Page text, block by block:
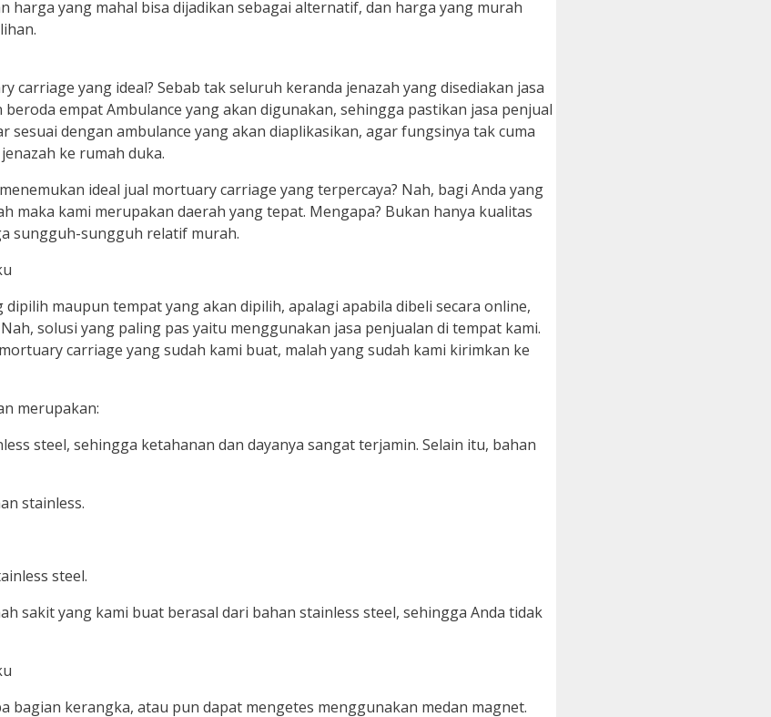
harga yang mahal bisa dijadikan sebagai alternatif, dan harga yang murah
carriage yang ideal? Sebab tak seluruh keranda jenazah yang disediakan jasa
empat Ambulance yang akan digunakan, sehingga pastikan jasa penjual
dengan ambulance yang akan diaplikasikan, agar fungsinya tak cuma
ke rumah duka.
ideal jual mortuary carriage yang terpercaya? Nah, bagi Anda yang
kami merupakan daerah yang tepat. Mengapa? Bukan hanya kualitas
sungguh-sungguh relatif murah.
maupun tempat yang akan dipilih, apalagi apabila dibeli secara online,
solusi yang paling pas yaitu menggunakan jasa penjualan di tempat kami.
carriage yang sudah kami buat, malah yang sudah kami kirimkan ke
merupakan:
steel, sehingga ketahanan dan dayanya sangat terjamin. Selain itu, bahan
stainless.
steel.
sakit yang kami buat berasal dari bahan stainless steel, sehingga Anda tidak
bagian kerangka, atau pun dapat mengetes menggunakan medan magnet.